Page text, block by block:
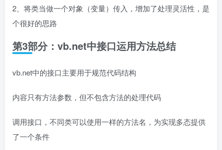
2、将类当做一个对象（变量）传入，增加了处理灵活性，是
个很好的思路
第3部分：vb.net中接口运用方法总结
vb.net中的接口主要用于规范代码结构
内容只有方法参数，但不包含方法的处理代码
调用接口，不同类可以使用一样的方法名，为实现多态提供
了一个条件